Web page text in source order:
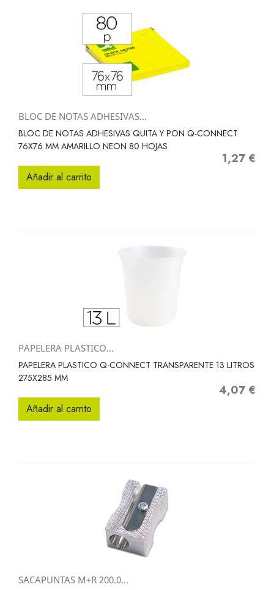
BLOC DE NOTAS ADHESIVAS...
BLOC DE NOTAS ADHESIVAS QUITA Y PON Q-CONNECT
76X76 MM AMARILLO NEON 80 HOJAS
Precio
1,27 €
Añadir al carrito
PAPELERA PLASTICO...
PAPELERA PLASTICO Q-CONNECT TRANSPARENTE 13 LITROS
275X285 MM
Precio
4,07 €
Añadir al carrito
SACAPUNTAS M+R 200.0...